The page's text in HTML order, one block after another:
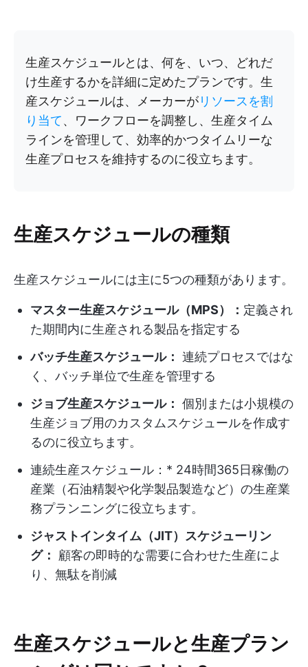
生産スケジュールとは、何を、いつ、どれだ
け生産するかを詳細に定めたプランです。生
産スケジュールは、メーカーがリソースを割
り当て、ワークフローを調整し、生産タイム
ラインを管理して、効率的かつタイムリーな
生産プロセスを維持するのに役立ちます。
生産スケジュールの種類
生産スケジュールには主に5つの種類があります。
マスター生産スケジュール（MPS）： 定義され
た期間内に生産される製品を指定する
バッチ生産スケジュール： 連続プロセスではな
く、バッチ単位で生産を管理する
ジョブ生産スケジュール： 個別または小規模の
生産ジョブ用のカスタムスケジュールを作成す
るのに役立ちます。
連続生産スケジュール：* 24時間365日稼働の
産業（石油精製や化学製品製造など）の生産業
務プランニングに役立ちます。
ジャストインタイム（JIT）スケジューリン
グ：
顧客の即時的な需要に合わせた生産によ
り、無駄を削減
生産スケジュールと生産プラン